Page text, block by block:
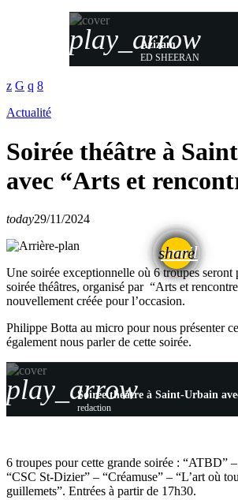
play_arrow
Azizam
ED SHEERAN
Actualité
Soirée théâtre à
avec “Arts et
today29/11/2024
share
email
Une soirée exceptionnelle où 6 troupes seront
soirée théâtres, organisé par “Arts et
nouvellement créée pour l’occasion.
Philippe Botta au micro pour nous présenter
également nous parler de cette soirée.
play_arrow
redaction
6 troupes pour cette grande soirée : “ATBD”
“CSC St-Dizier” – “Créamuse” – “L’art où
guillemets”. Entrées à partir de 17h30.